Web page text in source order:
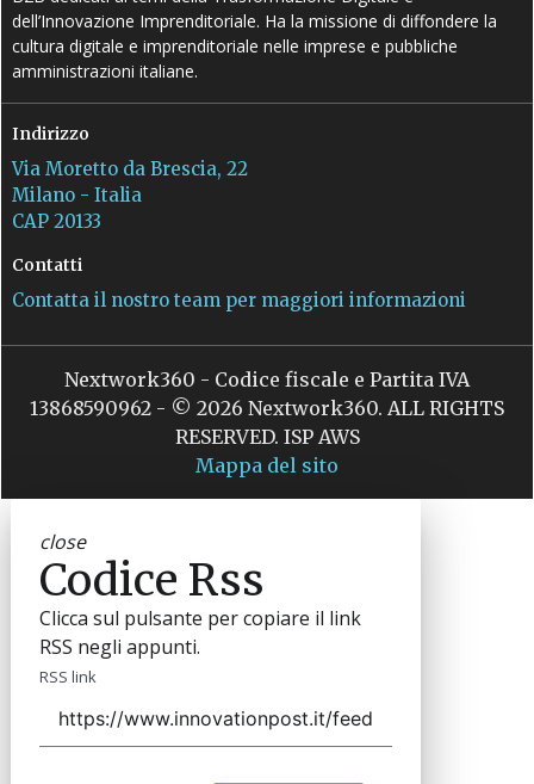
dell’Innovazione Imprenditoriale. Ha la missione di diffondere la
cultura digitale e imprenditoriale nelle imprese e pubbliche
amministrazioni italiane.
Indirizzo
Via Moretto da Brescia, 22
Milano - Italia
CAP 20133
Contatti
Contatta il nostro team per maggiori informazioni
Nextwork360 - Codice fiscale e Partita IVA
13868590962 - © 2026 Nextwork360. ALL RIGHTS
RESERVED. ISP AWS
Mappa del sito
close
Codice Rss
Clicca sul pulsante per copiare il link
RSS negli appunti.
RSS link